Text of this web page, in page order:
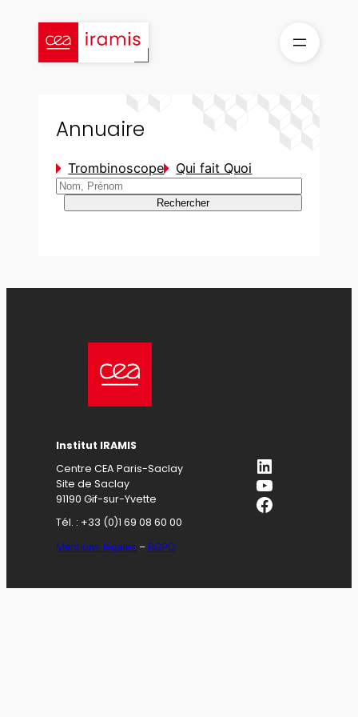
contenu
Annuaire
Trombinoscope Qui fait Quoi
Rechercher
Institut IRAMIS
Centre CEA Paris-Saclay
Site de Saclay
91190 Gif-sur-Yvette
Tél. : +33 (0)1 69 08 60 00
Mentions légales – RGPD
LinkedIn
YouTube
Facebook